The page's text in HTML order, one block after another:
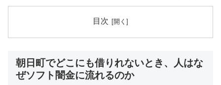
目次
朝日町でどこにも借りれないとき、人はな
ぜソフト闇金に流れるのか